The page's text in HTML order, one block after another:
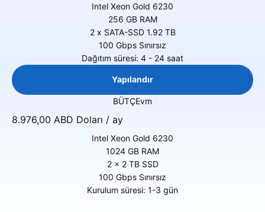
Intel Xeon Gold 6230
256 GB RAM
2 x SATA-SSD 1.92 TB
100 Gbps Sınırsız
Dağıtım süresi: 4 - 24 saat
Yapılandır
BÜTÇEvm
8.976,00 ABD Doları / ay
Intel Xeon Gold 6230
1024 GB RAM
2 x 2 TB SSD
100 Gbps Sınırsız
Kurulum süresi: 1-3 gün